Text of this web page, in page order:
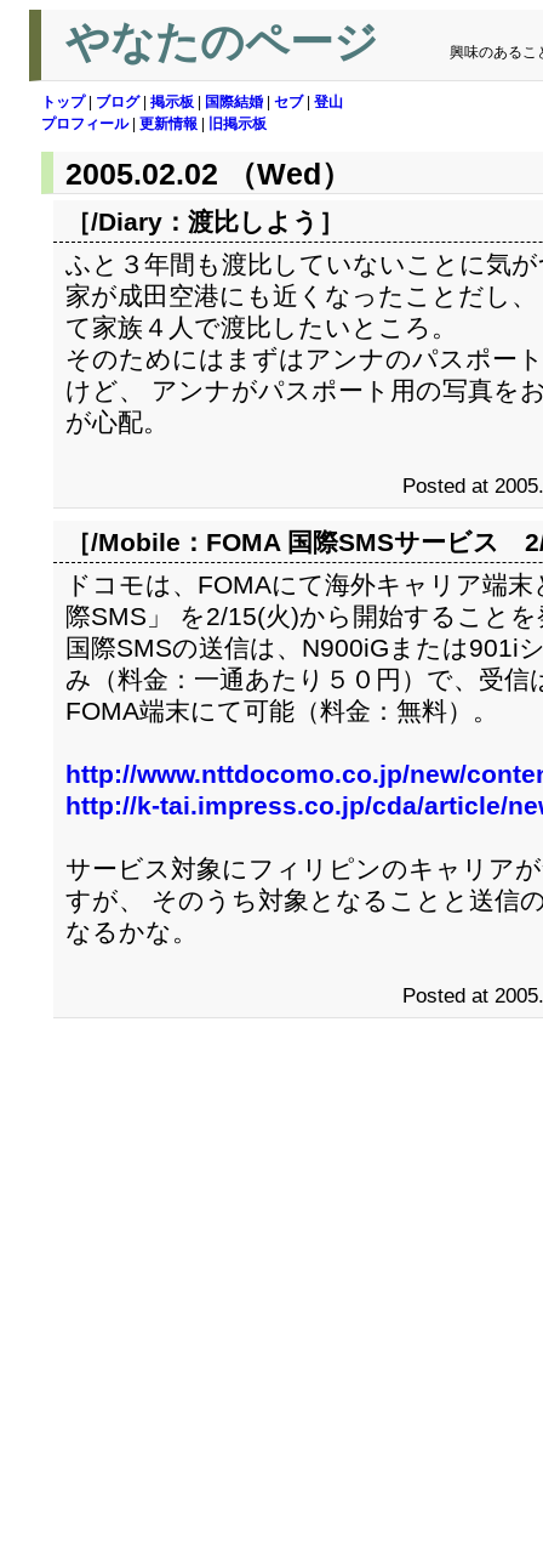
やなたのページ 興味のあるこ
トップ| ブログ| 掲示板 国際結婚 セブ| 登山
プロフィール| 更新情報 旧掲示板
2005.02.02 （Wed）
［/Diary： 渡比しよう ］
ふと３年間も渡比していないことに気
家が成田空港にも近くなったことだし
て家族４人で渡比したいところ。
そのためにはまずはアンナのパスポー
けど、 アンナがパスポート用の写真を
が心配。
Posted at
［/Mobile： FOMA 国際SMSサービス
ドコモは、FOMAにて海外キャリア端
際SMS」 を2/15(火)から開始することを
国際SMSの送信は、N900iGまたは901i
み（料金：一通あたり５０円）で、受
FOMA端末にて可能（料金：無料）。
http://www.nttdocomo.co.jp/new/
http://k-tai.impress.co.jp/cda/article/
サービス対象にフィリピンのキャリア
すが、 そのうち対象となることと送信
なるかな。
Posted at